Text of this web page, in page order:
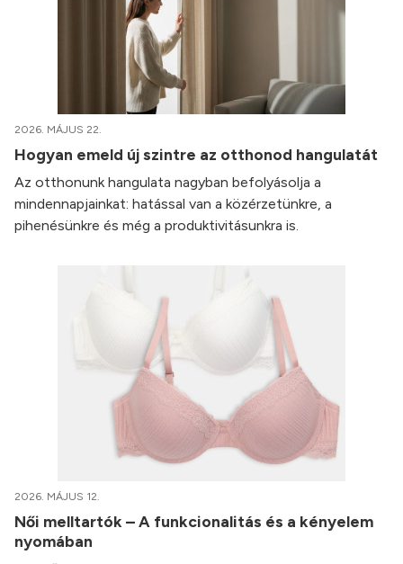
2026. MÁJUS 22.
Hogyan emeld új szintre az otthonod hangulatát
Az otthonunk hangulata nagyban befolyásolja a
mindennapjainkat: hatással van a közérzetünkre, a
pihenésünkre és még a produktivitásunkra is.
2026. MÁJUS 12.
Női melltartók – A funkcionalitás és a kényelem
nyomában